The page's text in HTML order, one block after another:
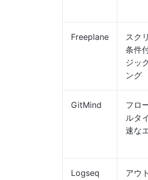
Freeplane
スク
条件
ジッ
ング
GitMind
フロ
ルタ
速な
Logseq
アウ